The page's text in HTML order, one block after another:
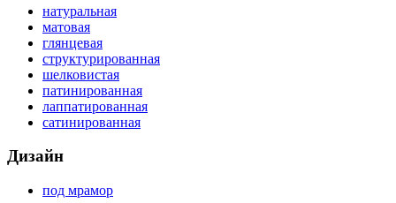
натуральная
матовая
глянцевая
структурированная
шелковистая
патинированная
лаппатированная
сатинированная
Дизайн
под мрамор